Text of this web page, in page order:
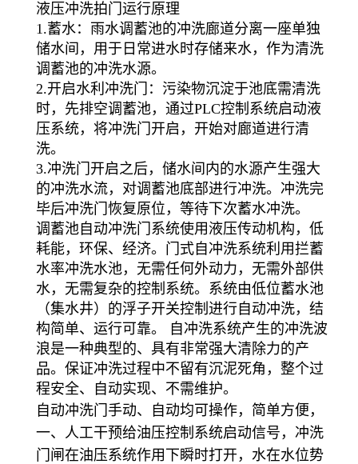
液压冲洗拍门运行原理
1.蓄水：雨水调蓄池的冲洗廊道分离一座单独
储水间，用于日常进水时存储来水，作为清洗
调蓄池的冲洗水源。
2.开启水利冲洗门：污染物沉淀于池底需清洗
时，先排空调蓄池，通过PLC控制系统启动液
压系统，将冲洗门开启，开始对廊道进行清
洗。
3.冲洗门开启之后，储水间内的水源产生强大
的冲洗水流，对调蓄池底部进行冲洗。冲洗完
毕后冲洗门恢复原位，等待下次蓄水冲洗。
调蓄池自动冲洗门系统使用液压传动机构，低
耗能，环保、经济。门式自冲洗系统利用拦蓄
水率冲洗水池，无需任何外动力，无需外部供
水，无需复杂的控制系统。系统由低位蓄水池
（集水井）的浮子开关控制进行自动冲洗，结
构简单、运行可靠。 自冲洗系统产生的冲洗波
浪是一种典型的、具有非常强大清除力的产
品。保证冲洗过程中不留有沉泥死角，整个过
程安全、自动实现、不需维护。
自动冲洗门手动、自动均可操作，简单方便，
一、人工干预给油压控制系统启动信号，冲洗
门闸在油压系统作用下瞬时打开，水在水位势